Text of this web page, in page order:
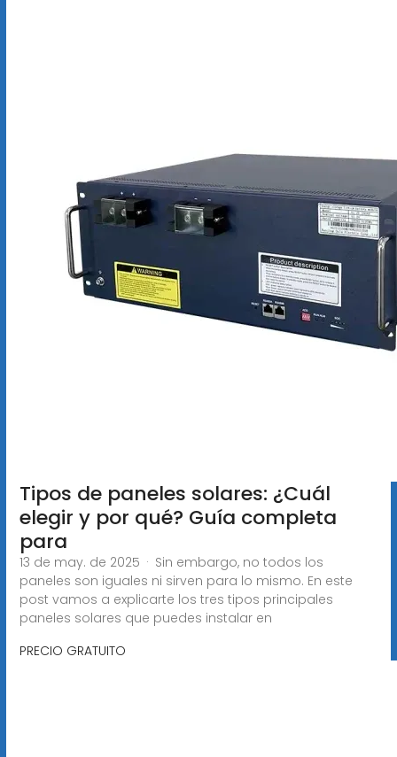
Tipos de paneles solares: ¿Cuál
elegir y por qué? Guía completa
para
13 de may. de 2025 · Sin embargo, no todos los
paneles son iguales ni sirven para lo mismo. En este
post vamos a explicarte los tres tipos principales
paneles solares que puedes instalar en
PRECIO GRATUITO